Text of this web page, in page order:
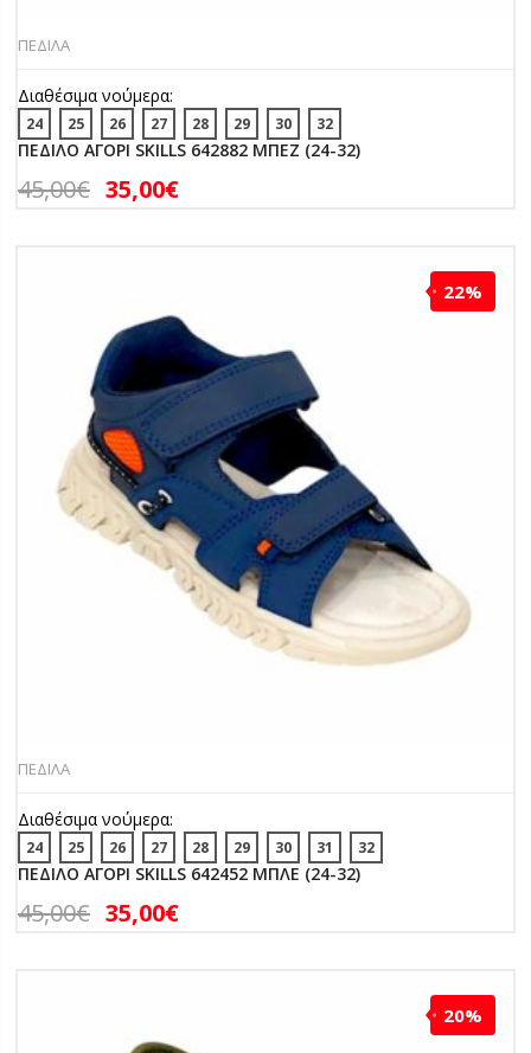
ΠΕΔΙΛΑ
Διαθέσιμα νούμερα:
24 25 26 27 28 29 30 32
ΠΕΔΙΛΟ ΑΓΟΡΙ SKILLS 642882 ΜΠΕΖ (24-32)
45,00€ 35,00€
22%
ΠΕΔΙΛΑ
Διαθέσιμα νούμερα:
24 25 26 27 28 29 30 31 32
ΠΕΔΙΛΟ ΑΓΟΡΙ SKILLS 642452 ΜΠΛΕ (24-32)
45,00€ 35,00€
20%